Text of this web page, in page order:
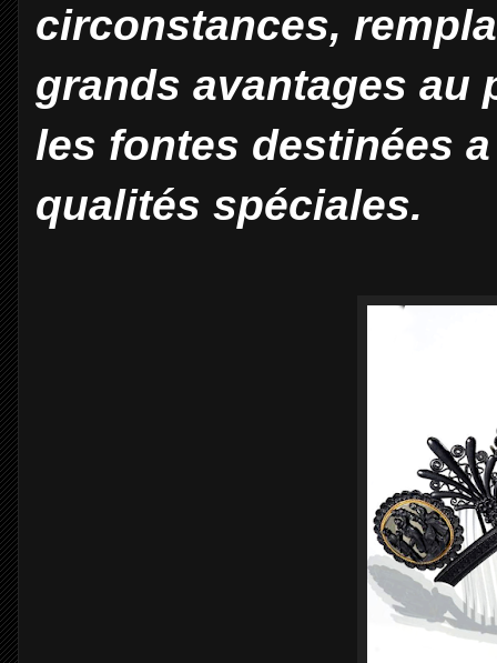
circonstances,
grands avantages au
les fontes destinées
qualités spéciales.